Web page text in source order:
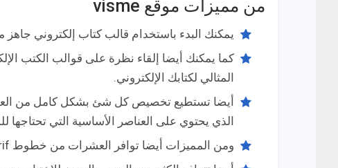
من مميزات موقع visme
يمكنك البدء باستخدام قالب كتاب إلكتروني جاهز
كما يمكنك أيضا إلقاء نظرة على قوالب الكتب
المثالي لكتابك الإلكتروني.
أيضا تستطيع تخصيص كل شئ بشكل كامل من
الذي يحتوي على العناصر الأساسية التي
ومن المميزات أيضا توافر العشرات من خطوط serif و sans serif سهلة القراءة.